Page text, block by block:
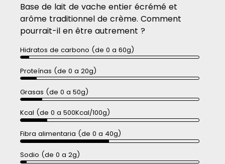
Base de lait de vache entier écrémé et
arôme traditionnel de crème. Comment
pourrait-il en être autrement ?
Hidratos de carbono (de 0 a 60g)
Proteínas (de 0 a 20g)
Grasas (de 0 a 50g)
Kcal (de 0 a 500Kcal/100g)
Fibra alimentaria (de 0 a 40g)
Sodio (de 0 a 2g)